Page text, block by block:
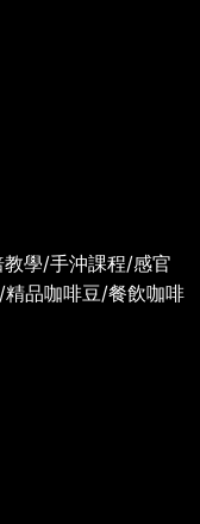
學/手沖課程/感官
品咖啡豆/餐飲咖啡